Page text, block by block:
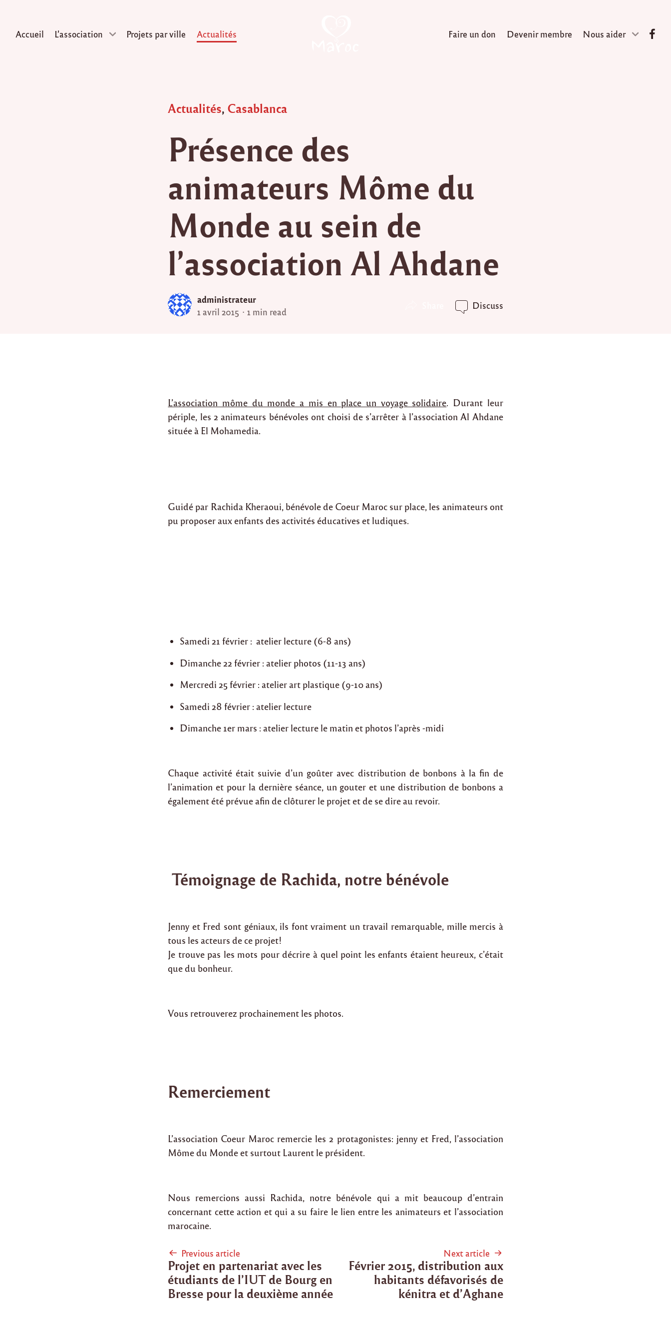
Accueil L’association Projets par ville Actualités Faire un don Devenir membre Nous aider
Posted
Actualités, Casablanca
Présence des
animateurs Môme du
Monde au sein de
l’association Al Ahdane
administrateur
1 avril 2015 1 min read
Discuss
L’association môme du monde a mis en place un voyage solidaire. Durant leur
périple, les 2 animateurs bénévoles ont choisi de s’arrêter à l’association Al Ahdane
située à El Mohamedia.
Guidé par Rachida Kheraoui, bénévole de Coeur Maroc sur place, les animateurs ont
pu proposer aux enfants des activités éducatives et ludiques.
Samedi 21 février : atelier lecture (6-8 ans)
Dimanche 22 février : atelier photos (11-13 ans)
Mercredi 25 février : atelier art plastique (9-10 ans)
Samedi 28 février : atelier lecture
Dimanche 1er mars : atelier lecture le matin et photos l’après -midi
Chaque activité était suivie d’un goûter avec distribution de bonbons à la fin de
l’animation et pour la dernière séance, un gouter et une distribution de bonbons a
également été prévue afin de clôturer le projet et de se dire au revoir.
Témoignage de Rachida, notre bénévole
Jenny et Fred sont géniaux, ils font vraiment un travail remarquable, mille mercis à
tous les acteurs de ce projet!
Je trouve pas les mots pour décrire à quel point les enfants étaient heureux, c’était
que du bonheur.
Vous retrouverez prochainement les photos.
Remerciement
L’association Coeur Maroc remercie les 2 protagonistes: jenny et Fred, l’association
Môme du Monde et surtout Laurent le président.
Nous remercions aussi Rachida, notre bénévole qui a mit beaucoup d’entrain
concernant cette action et qui a su faire le lien entre les animateurs et l’association
marocaine.
Post
navigation
Previous article
Projet en partenariat avec les
étudiants de l’IUT de Bourg en
Bresse pour la deuxième année
Next article
Février 2015, distribution aux
habitants défavorisés de
kénitra et d’Aghane